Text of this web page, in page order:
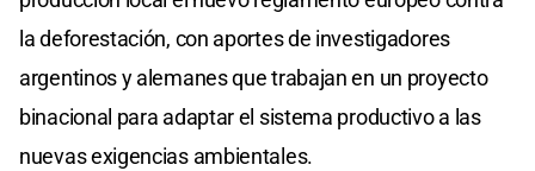
la deforestación, con aportes de investigadores
argentinos y alemanes que trabajan en un proyecto
binacional para adaptar el sistema productivo a las
nuevas exigencias ambientales.